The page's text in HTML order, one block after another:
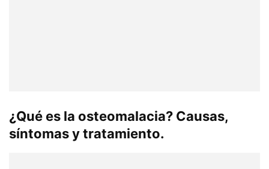
¿Qué es la osteomalacia? Causas,
síntomas y tratamiento.